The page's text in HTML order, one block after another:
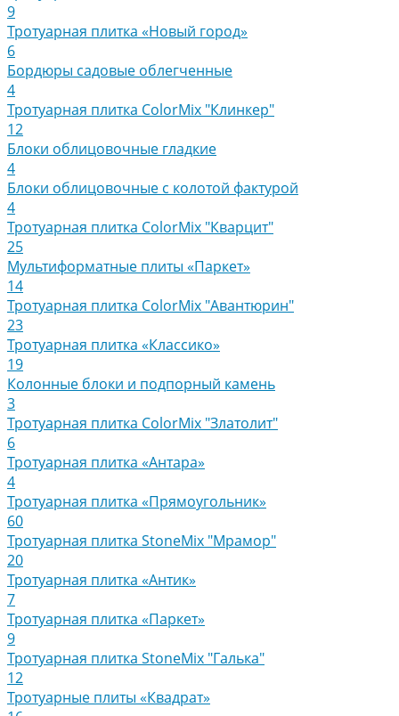
9
Тротуарная плитка «Новый город»
6
Бордюры садовые облегченные
4
Тротуарная плитка ColorMix "Клинкер"
12
Блоки облицовочные гладкие
4
Блоки облицовочные с колотой фактурой
4
Тротуарная плитка ColorMix "Кварцит"
25
Мультиформатные плиты «Паркет»
14
Тротуарная плитка ColorMix "Авантюрин"
23
Тротуарная плитка «Классико»
19
Колонные блоки и подпорный камень
3
Тротуарная плитка ColorMix "Златолит"
6
Тротуарная плитка «Антара»
4
Тротуарная плитка «Прямоугольник»
60
Тротуарная плитка StoneMix "Мрамор"
20
Тротуарная плитка «Антик»
7
Тротуарная плитка «Паркет»
9
Тротуарная плитка StoneMix "Галька"
12
Тротуарные плиты «Квадрат»